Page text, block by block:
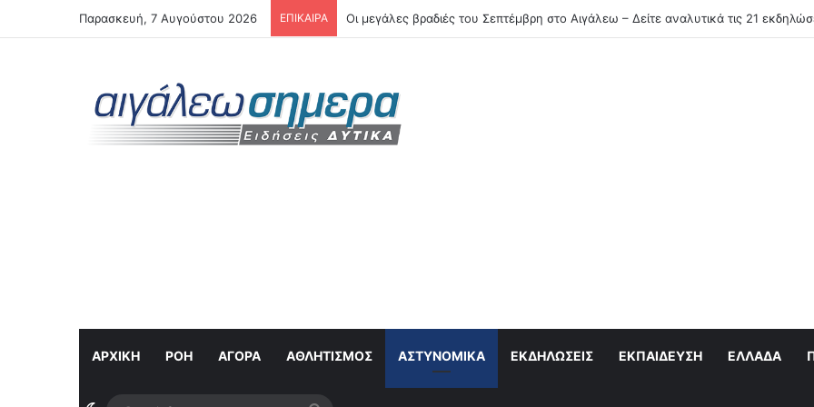
Παρασκευή, 7 Αυγούστου 2026 ΕΠΙΚΑΙΡΑ Αιγάλεω: Ξεκινάει πρόγραμμα στειρώσεων και περίθαλψης αδέσποτων γατών
ΑΡΧΙΚΗ ΡΟΉ ΑΓΟΡΆ ΑΘΛΗΤΙΣΜΌΣ ΑΣΤΥΝΟΜΙΚΆ ΕΚΔΗΛΏΣΕΙΣ ΕΚΠΑΊΔΕΥΣΗ ΕΛΛΆΔΑ